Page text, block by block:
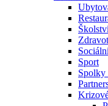
Sport
Spolky